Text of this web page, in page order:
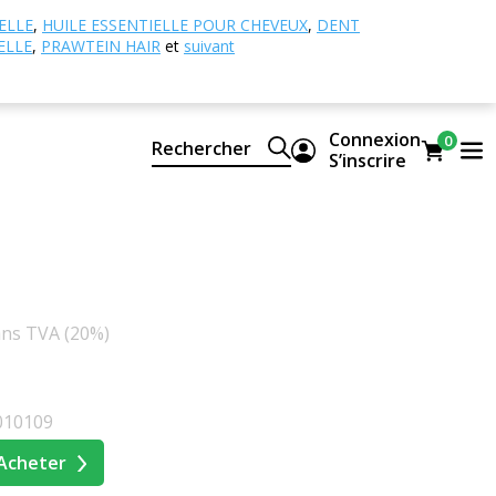
, HUILE ESSENTIELLE POUR CHEVEUX, DENT
, PRAWTEIN HAIR et suivant
Rechercher
Connexion
S’inscrire
0
Roll Up - Prawtein Carbon Elixir
votre propre évaluation
TVA (20%)